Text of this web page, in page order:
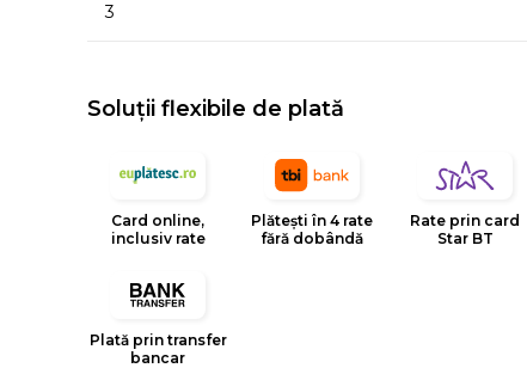
3
Soluții flexibile de plată
Card online,
inclusiv rate
Plătești în 4 rate
fără dobândă
Rate prin card
Star BT
Plată prin transfer
bancar